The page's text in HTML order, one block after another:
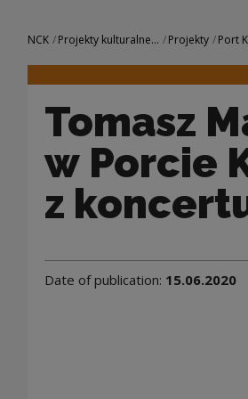
w
Navigation
NCK Projekty kulturalne... Projekty Port
Tomasz
w Porcie
z
Date of publication: 15.06.2020